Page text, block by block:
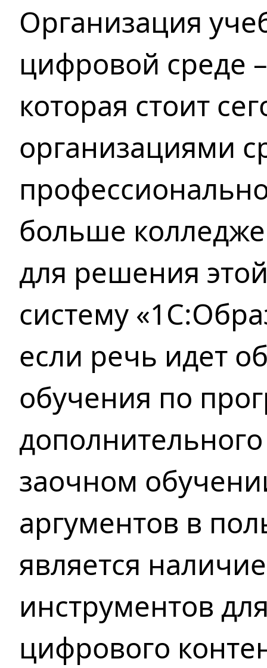
Организация
цифровой среде
которая стоит
организациями
больше
для решения
систему
если речь идет
обучения по
заочном
аргументов в
является
инструментов
цифрового